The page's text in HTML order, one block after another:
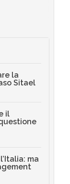
la
Sitael
il
ma